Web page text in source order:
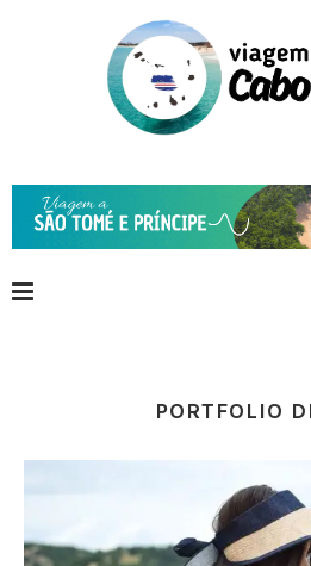
PORTFOLIO